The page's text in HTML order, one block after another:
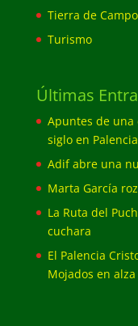
Tierra de
Turismo
Últimas
Apuntes de una
siglo en Palencia
Adif abre una
Marta García
La Ruta del
cuchara
El Palencia
Mojados en alza